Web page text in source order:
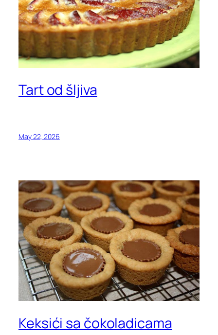
Tart od šljiva
May 22, 2026
Keksići sa čokoladicama